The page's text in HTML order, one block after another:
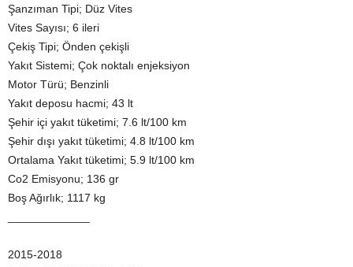
Şanzıman Tipi; Düz Vites
Vites Sayısı; 6 ileri
Çekiş Tipi; Önden çekişli
Yakıt Sistemi; Çok noktalı enjeksiyon
Motor Türü; Benzinli
Yakıt deposu hacmi; 43 lt
Şehir içi yakıt tüketimi; 7.6 lt/100 km
Şehir dışı yakıt tüketimi; 4.8 lt/100 km
Ortalama Yakıt tüketimi; 5.9 lt/100 km
Co2 Emisyonu; 136 gr
Boş Ağırlık; 1117 kg
2015-2018